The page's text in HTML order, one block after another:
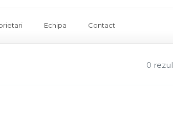
Echipa Contact
0